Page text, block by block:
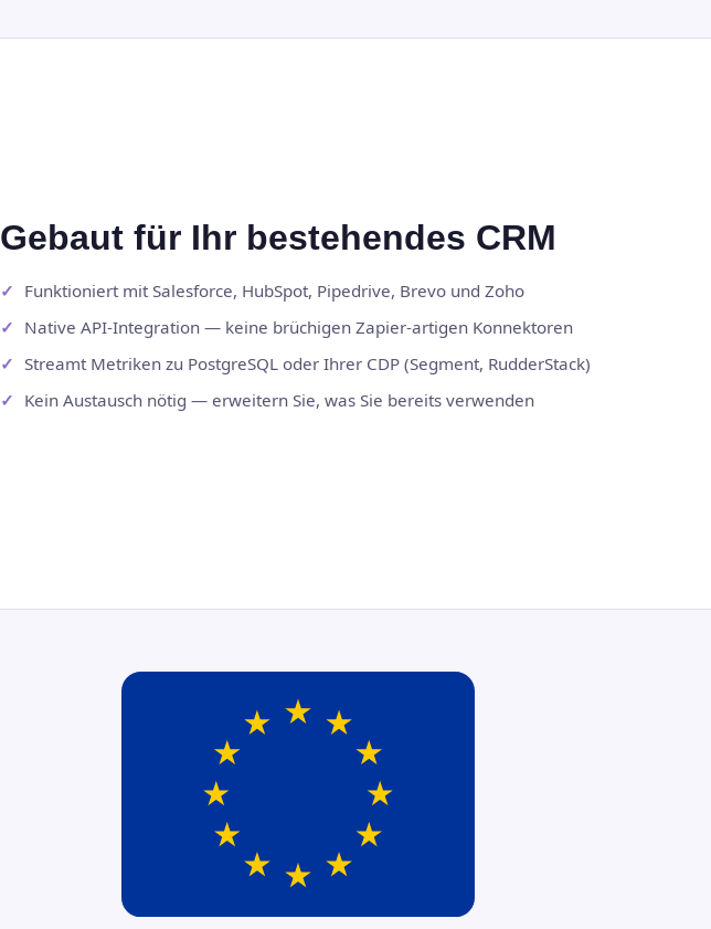
Gebaut für Ihr bestehendes CRM
Funktioniert mit Salesforce, HubSpot, Pipedrive, Brevo und Zoho
Native API-Integration — keine brüchigen Zapier-artigen Konnektoren
Streamt Metriken zu PostgreSQL oder Ihrer CDP (Segment, RudderStack)
Kein Austausch nötig — erweitern Sie, was Sie bereits verwenden